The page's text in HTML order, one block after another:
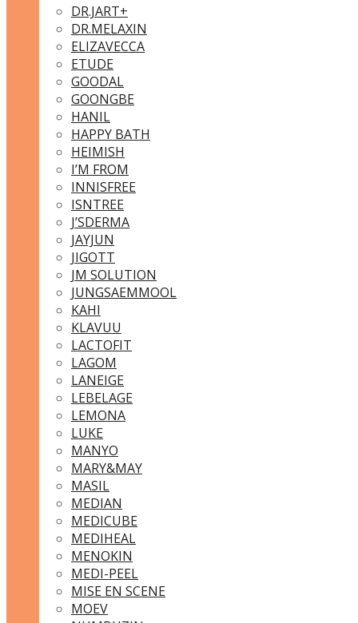
DR.JART+
DR.MELAXIN
ELIZAVECCA
ETUDE
GOODAL
GOONGBE
HANIL
HAPPY BATH
HEIMISH
I’M FROM
INNISFREE
ISNTREE
J’SDERMA
JAYJUN
JIGOTT
JM SOLUTION
JUNGSAEMMOOL
KAHI
KLAVUU
LACTOFIT
LAGOM
LANEIGE
LEBELAGE
LEMONA
LUKE
MANYO
MARY&MAY
MASIL
MEDIAN
MEDICUBE
MEDIHEAL
MENOKIN
MEDI-PEEL
MISE EN SCENE
MOEV